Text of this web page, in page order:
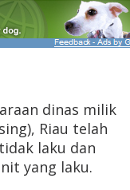
dinas milik
Riau telah
laku dan
yang laku.